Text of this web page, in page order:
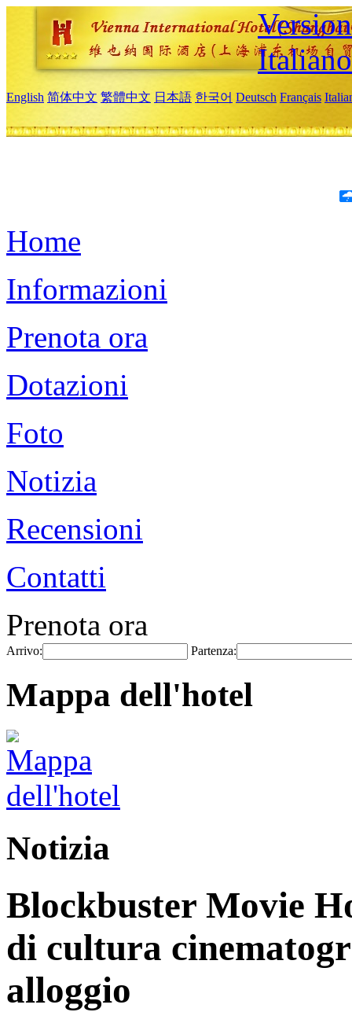
Italiano
English 简体中文 繁體中文 日本語 한국어 Deutsch Français
Home
Informazioni
Prenota ora
Dotazioni
Foto
Notizia
Recensioni
Contatti
Prenota ora
Arrivo: Partenza:
Mappa dell'hotel
Notizia
Blockbuster Movie
di cultura
alloggio